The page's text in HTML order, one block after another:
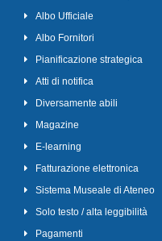
Albo Ufficiale
Albo Fornitori
Pianificazione strategica
Atti di notifica
Diversamente abili
Magazine
E-learning
Fatturazione elettronica
Sistema Museale di Ateneo
Solo testo / alta leggibilità
Pagamenti